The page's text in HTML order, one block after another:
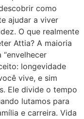
como
ajudar a viver
O que realmente
Attia? A maioria
longevidade
vive, e sim
Ele divide o tempo
lutamos para
e carreira. Vida